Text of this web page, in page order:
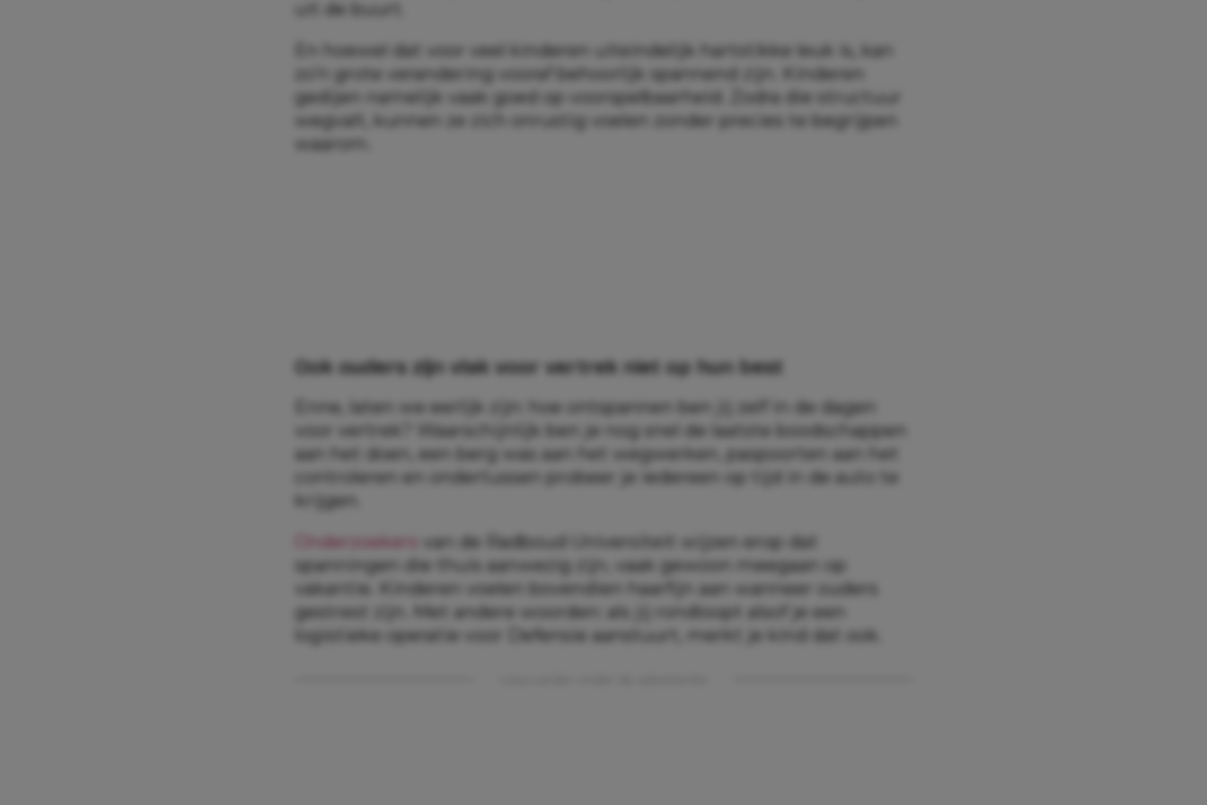
uit de buurt.
En hoewel dat voor veel kinderen uiteindelijk hartstikke leuk is, kan
zo’n grote verandering vooraf behoorlijk spannend zijn. Kinderen
gedijen namelijk vaak goed op voorspelbaarheid. Zodra die structuur
wegvalt, kunnen ze zich onrustig voelen zonder precies te begrijpen
waarom.
Ook ouders zijn vlak voor vertrek niet op hun best
Enne, laten we eerlijk zijn: hoe ontspannen ben jij zelf in de dagen
voor vertrek? Waarschijnlijk ben je nog snel de laatste boodschappen
aan het doen, een berg was aan het wegwerken, paspoorten aan het
controleren en ondertussen probeer je iedereen op tijd in de auto te
krijgen.
Onderzoekers
van de Radboud Universiteit wijzen erop dat
spanningen die thuis aanwezig zijn, vaak gewoon meegaan op
vakantie. Kinderen voelen bovendien haarfijn aan wanneer ouders
gestrest zijn. Met andere woorden: als jij rondloopt alsof je een
logistieke operatie voor Defensie aanstuurt, merkt je kind dat ook.